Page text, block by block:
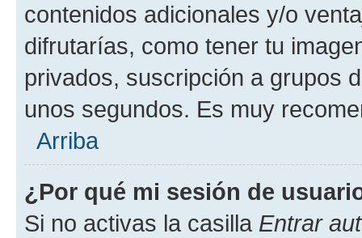
contenidos adicionales y/o
difrutarías, como tener tu
privados, suscripción a grupos
unos segundos. Es muy
Arriba
¿Por qué mi sesión de
Si no activas la casilla Entrar